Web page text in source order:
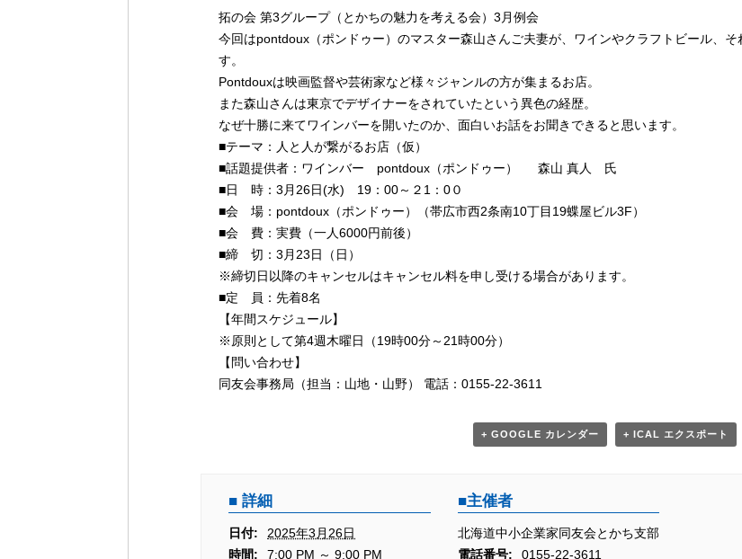
イ
ベ
ン
ト
ナ
ビ
ゲ
ー
シ
ョ
ン
拓の会 第3グループ（とかちの魅力を考える会）3月例会
今回はpontdoux（ポンドゥー）のマスター森山さんご夫妻が、ワインやクラフトビール、
す。
Pontdouxは映画監督や芸術家など様々ジャンルの方が集まるお店。
また森山さんは東京でデザイナーをされていたという異色の経歴。
なぜ十勝に来てワインバーを開いたのか、面白いお話をお聞きできると思います。
■テーマ：人と人が繋がるお店（仮）
■話題提供者：ワインバー pontdoux（ポンドゥー） 森山 真人 氏
■日 時：3月26日(水) 19：00～２1：0０
■会 場：pontdoux（ポンドゥー）（帯広市西2条南10丁目19蝶屋ビル3F）
■会 費：実費（一人6000円前後）
■締 切：3月23日（日）
※締切日以降のキャンセルはキャンセル料を申し受ける場合があります。
■定 員：先着8名
【年間スケジュール】
※原則として第4週木曜日（19時00分～21時00分）
【問い合わせ】
同友会事務局（担当：山地・山野） 電話：0155-22-3611
+ GOOGLE カレンダー + ICAL エクスポート
詳細
日付:
2025年3月26日
時間:
7:00 PM ～ 9:00 PM
主催者
北海道中小企業家同友会とかち支部
電話番号:
0155-22-3611